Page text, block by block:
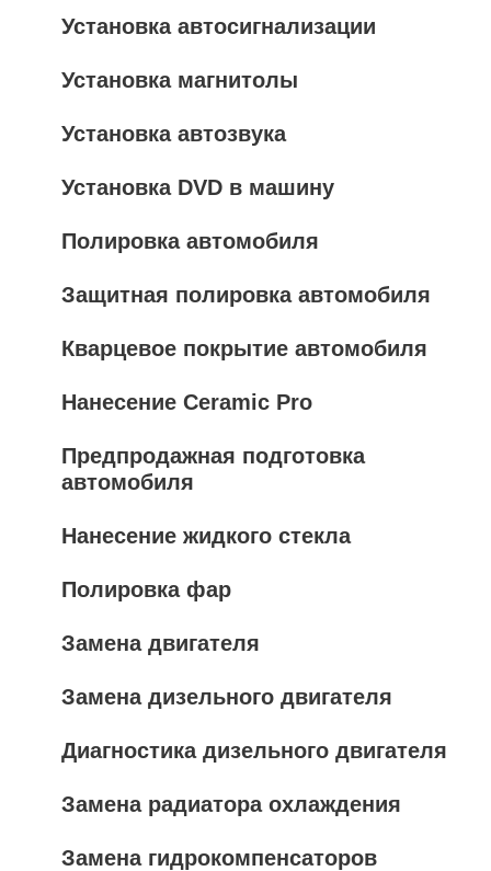
Установка автосигнализации
Установка магнитолы
Установка автозвука
Установка DVD в машину
Полировка автомобиля
Защитная полировка автомобиля
Кварцевое покрытие автомобиля
Нанесение Ceramic Pro
Предпродажная подготовка
автомобиля
Нанесение жидкого стекла
Полировка фар
Замена двигателя
Замена дизельного двигателя
Диагностика дизельного двигателя
Замена радиатора охлаждения
Замена гидрокомпенсаторов